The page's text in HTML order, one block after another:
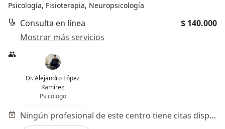
Psicología, Fisioterapia, Neuropsicología
Consulta en línea
$ 140.000
Mostrar más servicios
Dr. Alejandro López
Ramírez
Psicólogo
Ningún profesional de este centro tiene citas disponibles